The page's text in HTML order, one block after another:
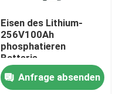
Eisen des Lithium-
256V100Ah
phosphatieren
Batterie-
Hochspannung weg
vom Gitter-
Anfrage absenden